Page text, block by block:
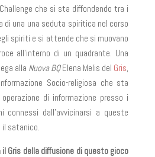
che si sta diffondendo tra i
una una seduta spiritica nel corso
spiriti e si attende che si muovano
all’interno di un quadrante. Una
alla Nuova BQElena Melis del Gris,
Socio-religiosa che sta
di informazione presso i
connessi dall’avvicinarsi a queste
il satanico.
Gris della diffusione di questo gioco